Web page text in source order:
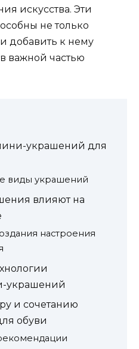
искусства. Эти
не только
добавить к нему
важной частью
украшений для
виды украшений
влияют на
настроения
украшений
и сочетанию
обуви